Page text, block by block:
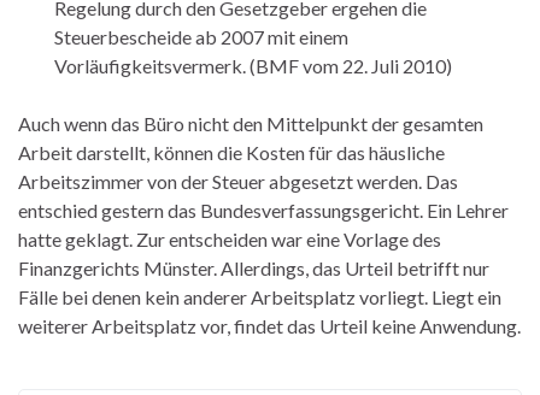
Regelung durch den Gesetzgeber ergehen die
Steuerbescheide ab 2007 mit einem
Vorläufigkeitsvermerk. (BMF vom 22. Juli 2010)
Auch wenn das Büro nicht den Mittelpunkt der gesamten
Arbeit darstellt, können die Kosten für das häusliche
Arbeitszimmer von der Steuer abgesetzt werden. Das
entschied gestern das Bundesverfassungsgericht. Ein Lehrer
hatte geklagt. Zur entscheiden war eine Vorlage des
Finanzgerichts Münster. Allerdings, das Urteil betrifft nur
Fälle bei denen kein anderer Arbeitsplatz vorliegt. Liegt ein
weiterer Arbeitsplatz vor, findet das Urteil keine Anwendung.